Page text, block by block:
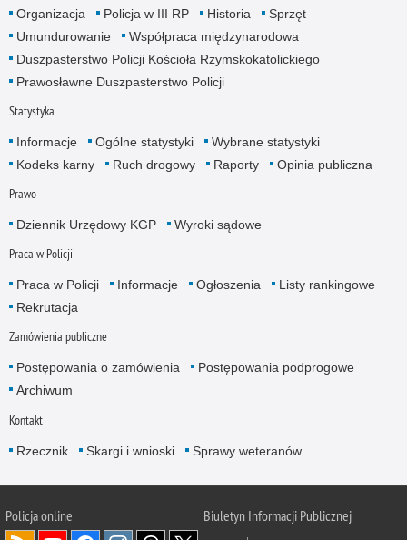
Organizacja
Policja w III RP Historia
Sprzęt
Umundurowanie
Współpraca międzynarodowa
Duszpasterstwo Policji Kościoła Rzymskokatolickiego
Prawosławne Duszpasterstwo Policji
Statystyka
Informacje Ogólne statystyki
Wybrane statystyki
Kodeks karny
Ruch drogowy Raporty Opinia publiczna
Prawo
Dziennik Urzędowy KGP Wyroki sądowe
Praca w Policji
Praca w Policji Informacje Ogłoszenia
Listy rankingowe
Rekrutacja
Zamówienia publiczne
Postępowania o zamówienia
Postępowania podprogowe
Archiwum
Kontakt
Rzecznik Skargi i wnioski Sprawy weteranów
Policjaonline
Biuletyn Informacji Publicznej